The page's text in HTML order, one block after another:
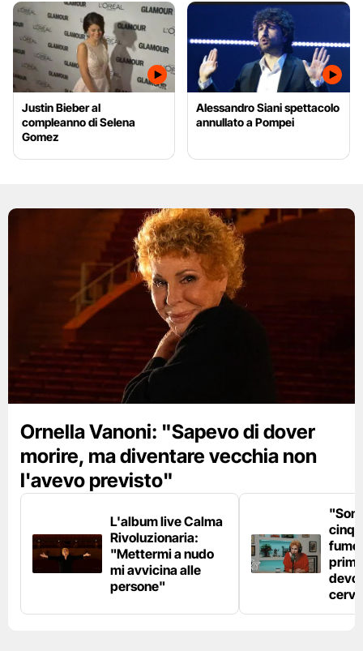
Justin Bieber al
compleanno di Selena
Gomez
Alessandro Siani spettacolo
annullato a Pompei
Ornella Vanoni: "Sapevo di dover
morire, ma diventare vecchia non
l'avevo previsto"
L'album live Calma
Rivoluzionaria:
"Mettermi a nudo
mi avvicina alle
persone"
fumo
devo